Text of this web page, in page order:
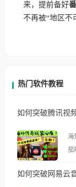
来，提前备好
不再被“地区不
热门软件教程
如何突破腾讯视
海
茄取
示语。 海外用户
如何突破网易云